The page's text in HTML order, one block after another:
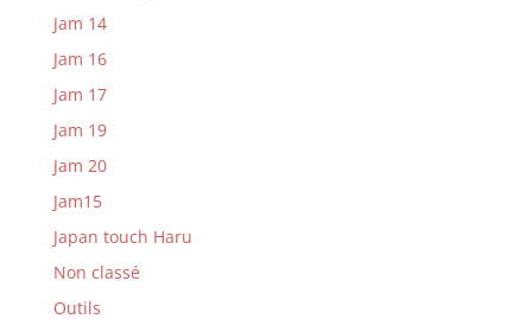
Jam 14
Jam 16
Jam 17
Jam 19
Jam 20
Jam15
Japan touch Haru
Non classé
Outils